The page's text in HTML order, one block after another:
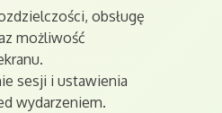
obsługę
możliwość
sesji i ustawienia
wydarzeniem.